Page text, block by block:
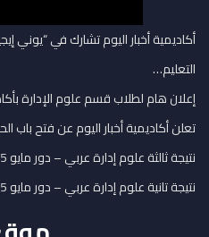
التعليم…
إعلان هام لطلاب قسم علوم الإدارة
تعلن أكاديمية أخبار اليوم عن فتح باب
نتيجة ثالثة علوم إدارة عربي – دور مايو 2025
نتيجة تانية علوم إدارة عربي – دور مايو 2025